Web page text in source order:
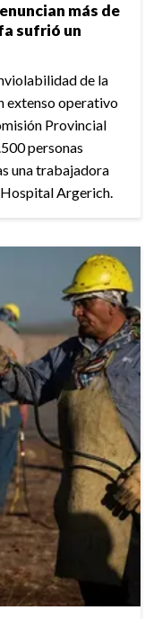
más de
sufrió un
de la
extenso operativo
Provincial
personas
una trabajadora
Argerich.